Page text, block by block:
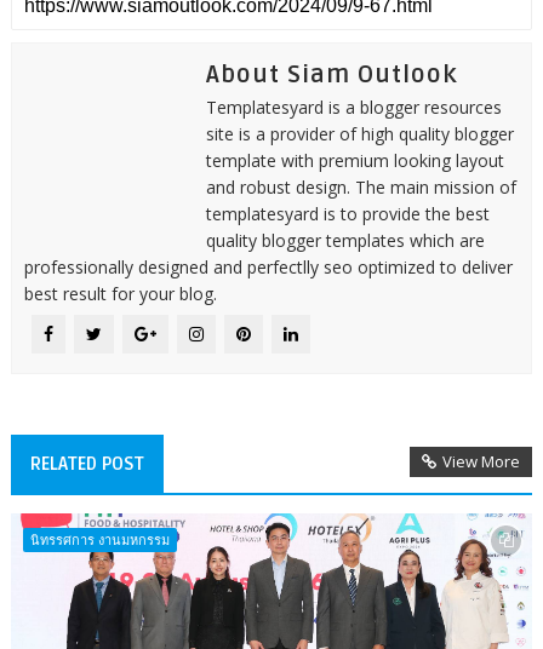
About Siam Outlook
Templatesyard is a blogger resources
site is a provider of high quality blogger
template with premium looking layout
and robust design. The main mission of
templatesyard is to provide the best
quality blogger templates which are
professionally designed and perfectlly seo optimized to deliver
best result for your blog.
RELATED POST View More
นิทรรศการ งานมหกรรม